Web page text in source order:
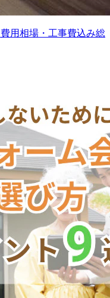
用相場・工事費込み総